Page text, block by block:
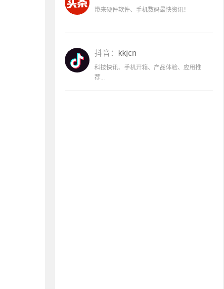
带来硬件软件、手机数码最快资讯！
抖音： kkjcn
科技快讯、手机开箱、产品体验、应用推
荐...